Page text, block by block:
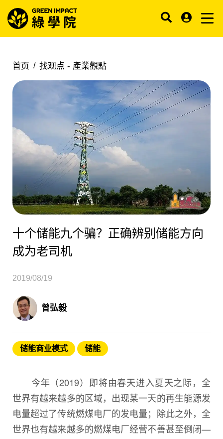
首页 找观点 - 產業觀點
十个储能九个骗？正确辨别储能方向
成为老司机
2019/08/19
曾弘毅
储能商业模式 储能
今年（2019）即将由春天进入夏天之际，全
世界有越来越多的区域，出现某一天的再生能源发
电量超过了传统燃煤电厂的发电量；除此之外，全
世界也有越来越多的燃煤电厂经营不善甚至倒闭—